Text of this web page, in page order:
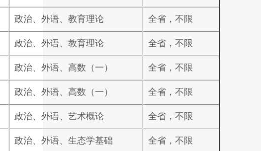
政治、外语、教育理论 全省，不限
政治、外语、教育理论 全省，不限
政治、外语、高数（一） 全省，不限
政治、外语、高数（一） 全省，不限
政治、外语、艺术概论 全省，不限
政治、外语、生态学基础 全省，不限